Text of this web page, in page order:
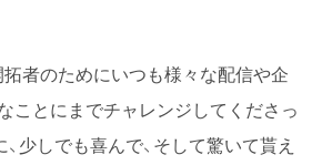
者のためにいつも様々な配信や企
ことにまでチャレンジしてくださっ
少しでも喜んで、そして驚いて貰え